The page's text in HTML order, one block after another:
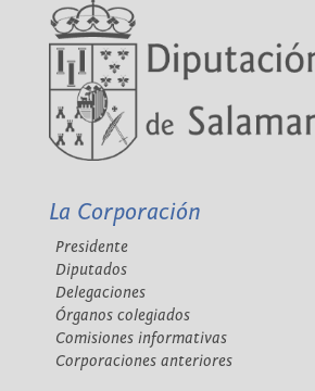
La Corporación
Presidente
Diputados
Delegaciones
Órganos colegiados
Comisiones informativas
Corporaciones anteriores